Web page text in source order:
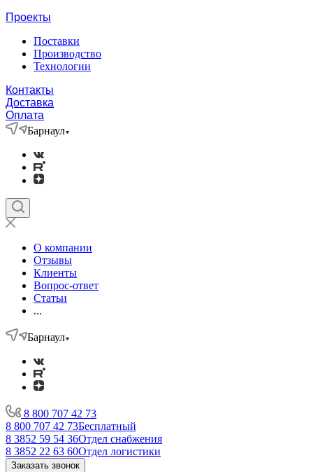
Проекты
Поставки
Производство
Технологии
Контакты
Доставка
Оплата
Барнаул
О компании
Отзывы
Клиенты
Вопрос-ответ
Статьи
...
Барнаул
8 800 707 42 73
8 800 707 42 73Бесплатный
8 3852 59 54 36Отдел снабжения
8 3852 22 63 60Отдел логистики
Заказать звонок